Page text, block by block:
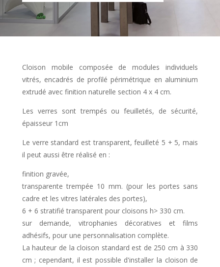
Cloison mobile composée de modules individuels
vitrés, encadrés de profilé périmétrique en aluminium
extrudé avec finition naturelle section 4 x 4 cm.
Les verres sont trempés ou feuilletés, de sécurité,
épaisseur 1cm
Le verre standard est transparent, feuilleté 5 + 5, mais
il peut aussi être réalisé en :
finition gravée,
transparente trempée 10 mm. (pour les portes sans
cadre et les vitres latérales des portes),
6 + 6 stratifié transparent pour cloisons h> 330 cm.
sur demande, vitrophanies décoratives et films
adhésifs, pour une personnalisation complète.
La hauteur de la cloison standard est de 250 cm à 330
cm ; cependant, il est possible d'installer la cloison de